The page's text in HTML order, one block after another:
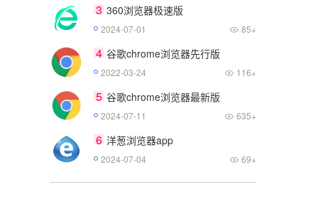
3 360浏览器极速版
2024-07-01 85+
4 谷歌chrome浏览器先行版
2022-03-24 116+
5 谷歌chrome浏览器最新版
2024-07-11 635+
6 洋葱浏览器app
2024-07-04 69+